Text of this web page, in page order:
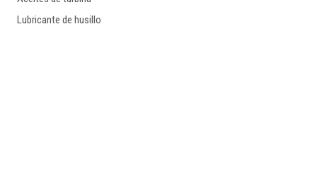
Lubricante de husillo